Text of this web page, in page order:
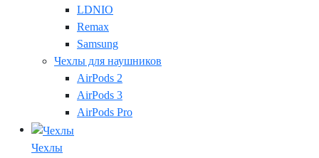
LDNIO
Remax
Samsung
Чехлы для наушников
AirPods 2
AirPods 3
AirPods Pro
Чехлы